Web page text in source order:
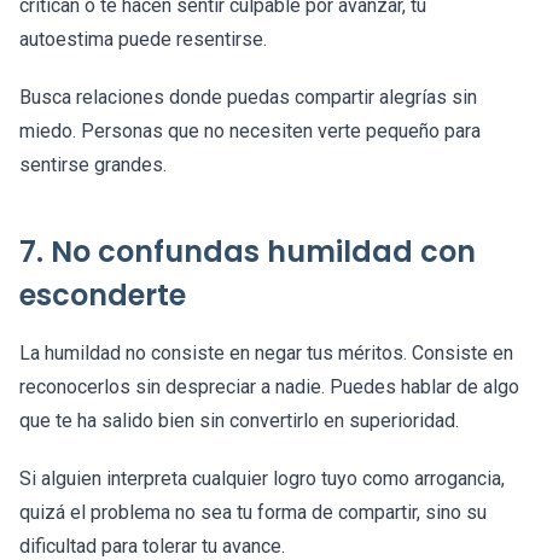
critican o te hacen sentir culpable por avanzar, tu
autoestima puede resentirse.
Busca relaciones donde puedas compartir alegrías sin
miedo. Personas que no necesiten verte pequeño para
sentirse grandes.
7. No confundas humildad con
esconderte
La humildad no consiste en negar tus méritos. Consiste en
reconocerlos sin despreciar a nadie. Puedes hablar de algo
que te ha salido bien sin convertirlo en superioridad.
Si alguien interpreta cualquier logro tuyo como arrogancia,
quizá el problema no sea tu forma de compartir, sino su
dificultad para tolerar tu avance.